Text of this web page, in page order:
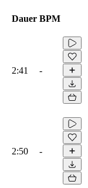
Dauer BPM
2:41 -
2:50 -